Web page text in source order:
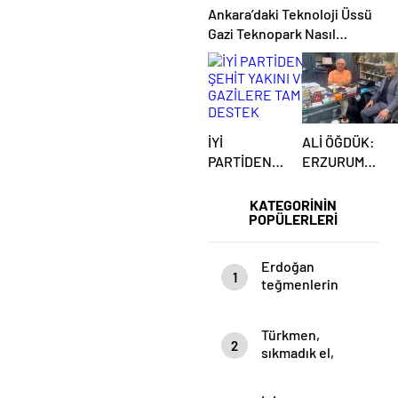
KATEGORİNİN
POPÜLERLERİ
1
Erdoğan
teğmenlerin
konuştu: Burası
kendini
2
Türkmen,
sıkmadık el,
Ankara’daki Teknoloji Üssü
Gazi Teknopark Nasıl
Büyüyor? Burcu Alkan Bilir
Yeni Hedefleri Anlattı
İYİ
PARTİDEN
YAKINI VE
GAZİLERE
TAM
ALİ ÖĞDÜK:
ERZURUM
ÜLKEMİZİN
‘İYİ’ BİR YOL
HARİTASINA
VAR